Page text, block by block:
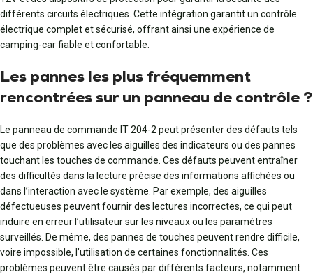
différents circuits électriques. Cette intégration garantit un contrôle
électrique complet et sécurisé, offrant ainsi une expérience de
camping-car fiable et confortable.
Les pannes les plus fréquemment
rencontrées sur un panneau de contrôle ?
Le panneau de commande IT 204-2 peut présenter des défauts tels
que des problèmes avec les aiguilles des indicateurs ou des pannes
touchant les touches de commande. Ces défauts peuvent entraîner
des difficultés dans la lecture précise des informations affichées ou
dans l’interaction avec le système. Par exemple, des aiguilles
défectueuses peuvent fournir des lectures incorrectes, ce qui peut
induire en erreur l’utilisateur sur les niveaux ou les paramètres
surveillés. De même, des pannes de touches peuvent rendre difficile,
voire impossible, l’utilisation de certaines fonctionnalités. Ces
problèmes peuvent être causés par différents facteurs, notamment